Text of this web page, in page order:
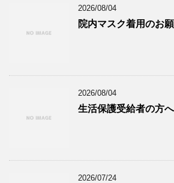
2026/08/04
院内マスク着用のお
2026/08/04
生活保護受給者の方へ
2026/07/24